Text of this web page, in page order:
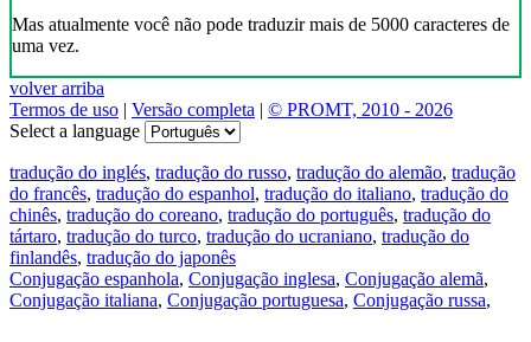
Mas atualmente você não pode traduzir mais de 5000 caracteres de
uma vez.
volver arriba
Termos de uso | Versão completa | © PROMT, 2010 - 2026
Select a language
tradução do inglés, tradução do russo, tradução do alemão, tradução
do francês, tradução do espanhol, tradução do italiano, tradução do
chinês, tradução do coreano, tradução do português, tradução do
tártaro, tradução do turco, tradução do ucraniano, tradução do
finlandês, tradução do japonês
Conjugação espanhola, Conjugação inglesa, Conjugação alemã,
Conjugação italiana, Conjugação portuguesa, Conjugação russa,